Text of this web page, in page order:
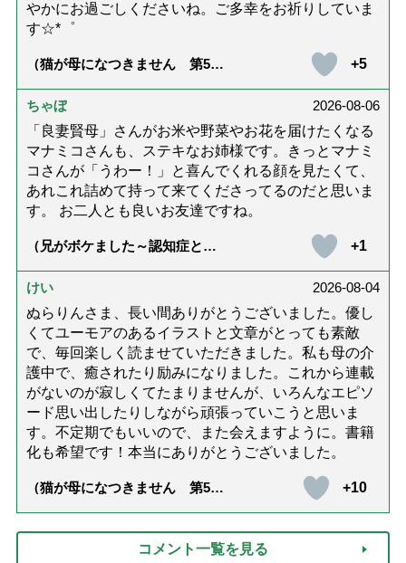
やかにお過ごしくださいね。ご多幸をお祈りしていま
す☆*゜
（猫が母になつきません 第500
+5
ちゃぼ
2026-08-06
「良妻賢母」さんがお米や野菜やお花を届けたくなる
マナミコさんも、ステキなお姉様です。きっとマナミ
コさんが「うわー！」と喜んでくれる顔を見たくて、
あれこれ詰めて持って来てくださってるのだと思いま
す。 お二人とも良いお友達ですね。
（兄がボケました～認知症と介
達』が届きました」）
+1
けい
2026-08-04
ぬらりんさま、長い間ありがとうございました。優し
くてユーモアのあるイラストと文章がとっても素敵
で、毎回楽しく読ませていただきました。私も母の介
護中で、癒されたり励みになりました。これから連載
がないのが寂しくてたまりませんが、いろんなエピソ
ード思い出したりしながら頑張っていこうと思いま
す。不定期でもいいので、また会えますように。書籍
化も希望です！本当にありがとうございました。
（猫が母になつきません 第500
+10
コメント一覧を見る